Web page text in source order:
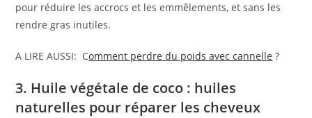
pour réduire les accrocs et les emmêlements, et sans les
rendre gras inutiles.
A LIRE AUSSI: Comment perdre du poids avec cannelle ?
3. Huile végétale de coco : huiles
naturelles pour réparer les cheveux